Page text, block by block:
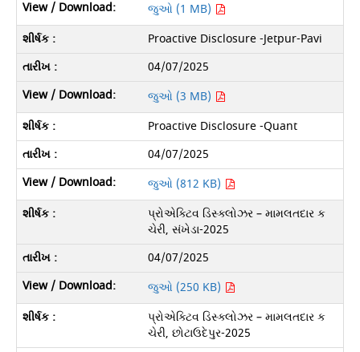
જુઓ (1 MB)
Proactive Disclosure -Jetpur-Pavi
04/07/2025
જુઓ (3 MB)
Proactive Disclosure -Quant
04/07/2025
જુઓ (812 KB)
પ્રોએક્ટિવ ડિસ્ક્લોઝર – મામલતદાર ક
ચેરી, સંખેડા-2025
04/07/2025
જુઓ (250 KB)
પ્રોએક્ટિવ ડિસ્ક્લોઝર – મામલતદાર ક
ચેરી, છોટાઉદેપુર-2025